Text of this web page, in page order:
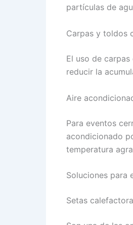
partículas de
Carpas y toldos
El uso de
reducir la
Aire
Para eventos
acondicionado
temperatura
Soluciones para
Setas